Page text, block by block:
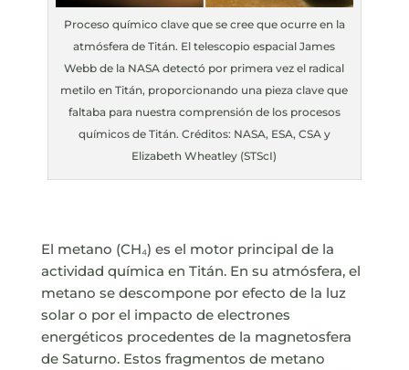
Proceso químico clave que se cree que ocurre en la
atmósfera de Titán. El telescopio espacial James
Webb de la NASA detectó por primera vez el radical
metilo en Titán, proporcionando una pieza clave que
faltaba para nuestra comprensión de los procesos
químicos de Titán. Créditos: NASA, ESA, CSA y
Elizabeth Wheatley (STScI)
El metano (CH₄) es el motor principal de la
actividad química en Titán. En su atmósfera, el
metano se descompone por efecto de la luz
solar o por el impacto de electrones
energéticos procedentes de la magnetosfera
de Saturno. Estos fragmentos de metano